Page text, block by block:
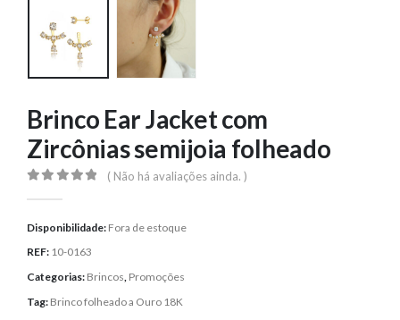
Brinco Ear Jacket com
Zircônias semijoia folheado
( Não há avaliações ainda. )
Disponibilidade: Fora de estoque
REF: 10-0163
Categorias: Brincos, Promoções
Tag: Brinco folheado a Ouro 18K